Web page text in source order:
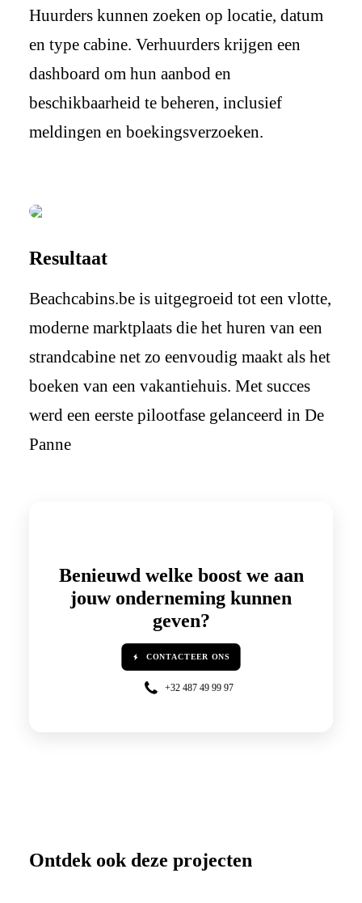
Huurders kunnen zoeken op locatie, datum
en type cabine. Verhuurders krijgen een
dashboard om hun aanbod en
beschikbaarheid te beheren, inclusief
meldingen en boekingsverzoeken.
Resultaat
Beachcabins.be is uitgegroeid tot een vlotte,
moderne marktplaats die het huren van een
strandcabine net zo eenvoudig maakt als het
boeken van een vakantiehuis. Met succes
werd een eerste pilootfase gelanceerd in De
Panne
Benieuwd welke boostwe aan
jouw onderneming kunnen
geven?
CONTACTEER ONS
+32 487 49 99 97
Ontdek ook deze projecten